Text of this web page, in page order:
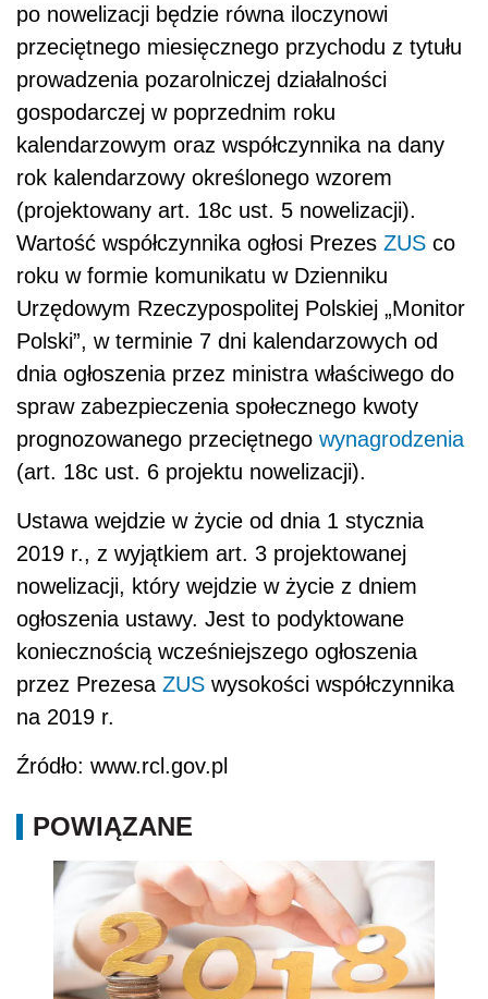
Urzędowym Rzeczypospolitej Polskiej „Monitor
Polski”, w terminie 7 dni kalendarzowych od
dnia ogłoszenia przez ministra właściwego do
spraw zabezpieczenia społecznego kwoty
prognozowanego przeciętnegowynagrodzenia
(art. 18c ust. 6 projektu nowelizacji).
Ustawa wejdzie w życie od dnia 1 stycznia
2019 r., z wyjątkiem art. 3 projektowanej
nowelizacji, który wejdzie w życie z dniem
ogłoszenia ustawy. Jest to podyktowane
koniecznością wcześniejszego ogłoszenia
przez PrezesaZUSwysokości współczynnika
na 2019 r.
Źródło: www.rcl.gov.pl
POWIĄZANE